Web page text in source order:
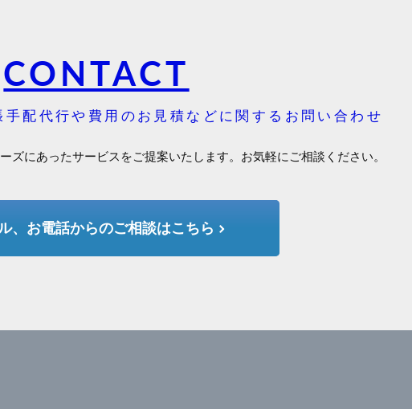
CONTACT
配代行や費用のお見積などに関するお問い合わせ
ズにあったサービスをご提案いたします。お気軽にご相談ください。
、お電話からのご相談はこちら